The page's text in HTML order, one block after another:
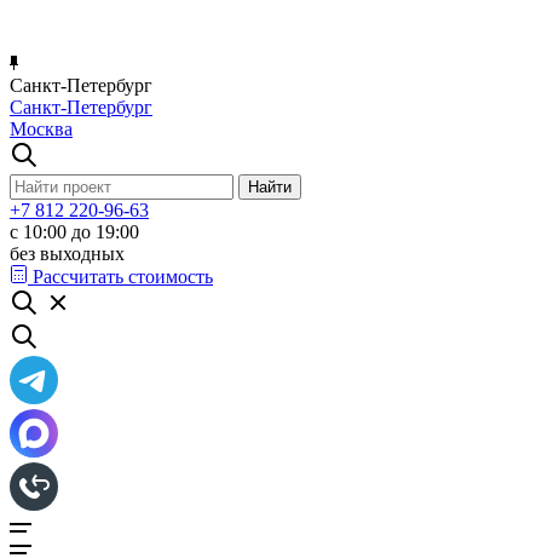
Санкт-Петербург
Санкт-Петербург
Москва
+7 812 220-96-63
с 10:00 до 19:00
без выходных
Рассчитать стоимость